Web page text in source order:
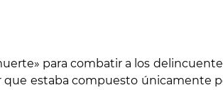
para combatir a los
estaba compuesto únicamente